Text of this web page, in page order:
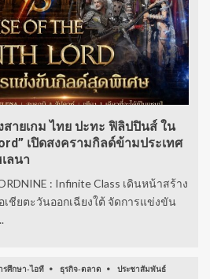
สายเกม ไทย ปะทะ ฟิลิปปินส์ ใน
เปิดสงครามกิลด์ข้ามประเทศ
ลนา
: Infinite Class เดินหน้าสร้าง
ชียตะวันออกเฉียงใต้ จัดการแข่งขัน
รศึกษา-ไอที ธุรกิจ-ตลาด ประชาสัมพันธ์